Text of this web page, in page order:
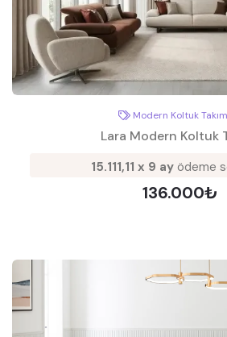
Modern Koltuk
Lara Modern Koltuk
15.111,11 x 9 ayödeme
136.000₺